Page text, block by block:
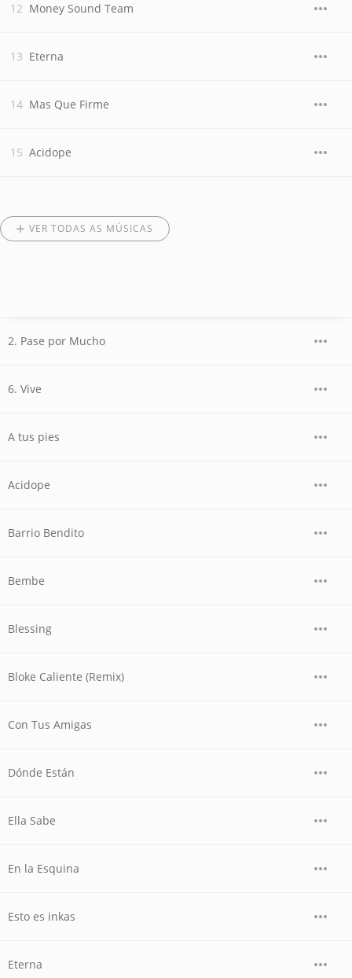
Money Sound Team
Eterna
Mas Que Firme
Acidope
VER TODAS AS MÚSICAS
2. Pase por Mucho
6. Vive
A tus pies
Acidope
Barrio Bendito
Bembe
Blessing
Bloke Caliente (Remix)
Con Tus Amigas
Dónde Están
Ella Sabe
En la Esquina
Esto es inkas
Eterna